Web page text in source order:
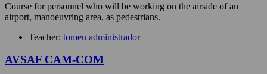
Course for personnel who will be working on the airside of an
airport, manoeuvring area, as pedestrians.
Teacher: tomeu administrador
AVSAF CAM-COM